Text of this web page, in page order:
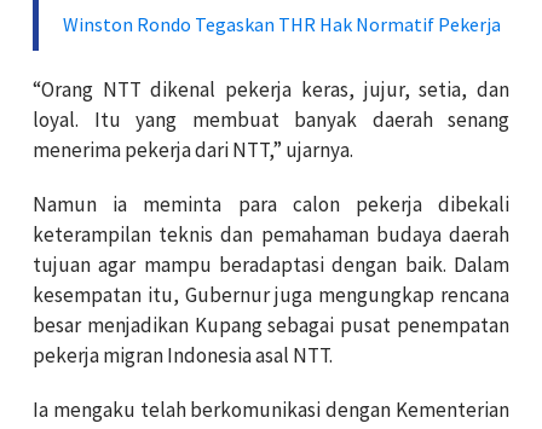
Winston Rondo Tegaskan THR Hak Normatif Pekerja
“Orang NTT dikenal pekerja keras, jujur, setia, dan
loyal. Itu yang membuat banyak daerah senang
menerima pekerja dari NTT,” ujarnya.
Namun ia meminta para calon pekerja dibekali
keterampilan teknis dan pemahaman budaya daerah
tujuan agar mampu beradaptasi dengan baik. Dalam
kesempatan itu, Gubernur juga mengungkap rencana
besar menjadikan Kupang sebagai pusat penempatan
pekerja migran Indonesia asal NTT.
Ia mengaku telah berkomunikasi dengan Kementerian